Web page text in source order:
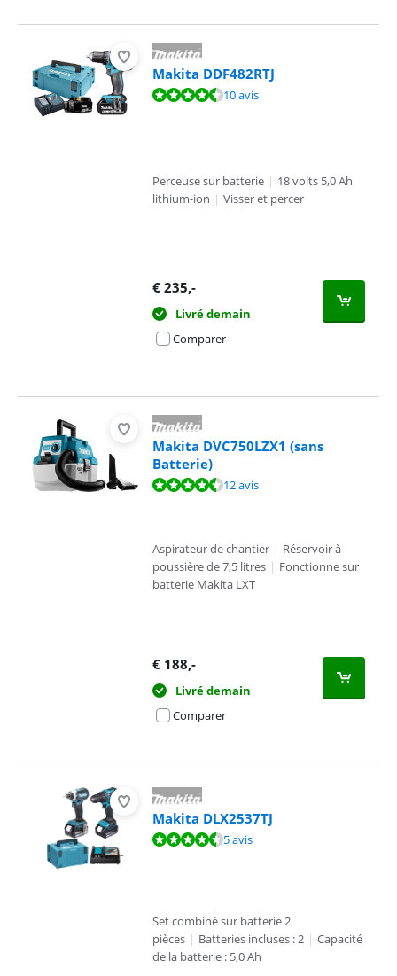
Makita DDF482RTJ
La note est de 9,0 sur 10, basée sur 10 avis.10 avis
Perceuse sur batterie | 18 volts 5,0 Ah
lithium-ion | Visser et percer
€ 235,-
Livré demain
Comparer
Makita DVC750LZX1 (sans
Batterie)
La note est de 8,6 sur 10, basée sur 12 avis.12 avis
Aspirateur de chantier | Réservoir à
poussière de 7,5 litres | Fonctionne sur
batterie Makita LXT
€ 188,-
Livré demain
Comparer
Makita DLX2537TJ
La note est de 9,0 sur 10, basée sur 5 avis.5 avis
Set combiné sur batterie 2
pièces | Batteries incluses : 2 | Capacité
de la batterie : 5,0 Ah